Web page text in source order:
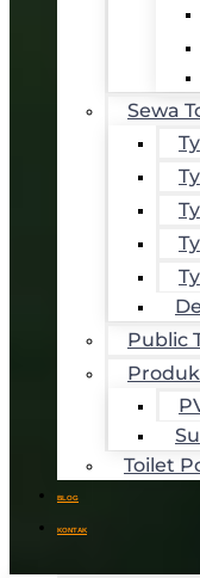
Sewa
Public
Toilet
BLOG
KONTAK